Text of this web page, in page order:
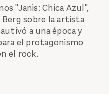
"Janis: Chica Azul",
sobre la artista
a una época y
el protagonismo
el rock.